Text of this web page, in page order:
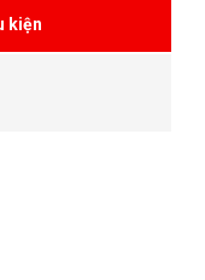
kiện